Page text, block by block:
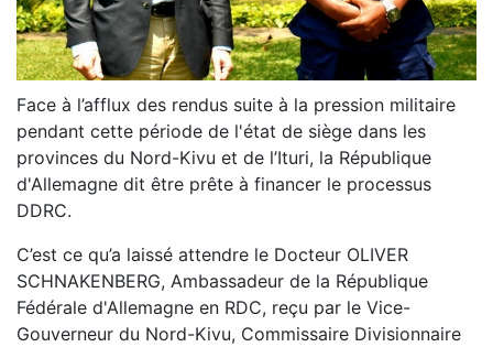
Face à l’afflux des rendus suite à la pression militaire
pendant cette période de l'état de siège dans les
provinces du Nord-Kivu et de l’Ituri, la République
d'Allemagne dit être prête à financer le processus
DDRC.
C’est ce qu’a laissé attendre le Docteur OLIVER
SCHNAKENBERG, Ambassadeur de la République
Fédérale d'Allemagne en RDC, reçu par le Vice-
Gouverneur du Nord-Kivu, Commissaire Divisionnaire